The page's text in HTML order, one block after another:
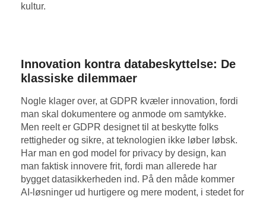
kultur.
Innovation kontra databeskyttelse: De
klassiske dilemmaer
Nogle klager over, at GDPR kvæler innovation, fordi
man skal dokumentere og anmode om samtykke.
Men reelt er GDPR designet til at beskytte folks
rettigheder og sikre, at teknologien ikke løber løbsk.
Har man en god model for privacy by design, kan
man faktisk innovere frit, fordi man allerede har
bygget datasikkerheden ind. På den måde kommer
AI-løsninger ud hurtigere og mere modent, i stedet for